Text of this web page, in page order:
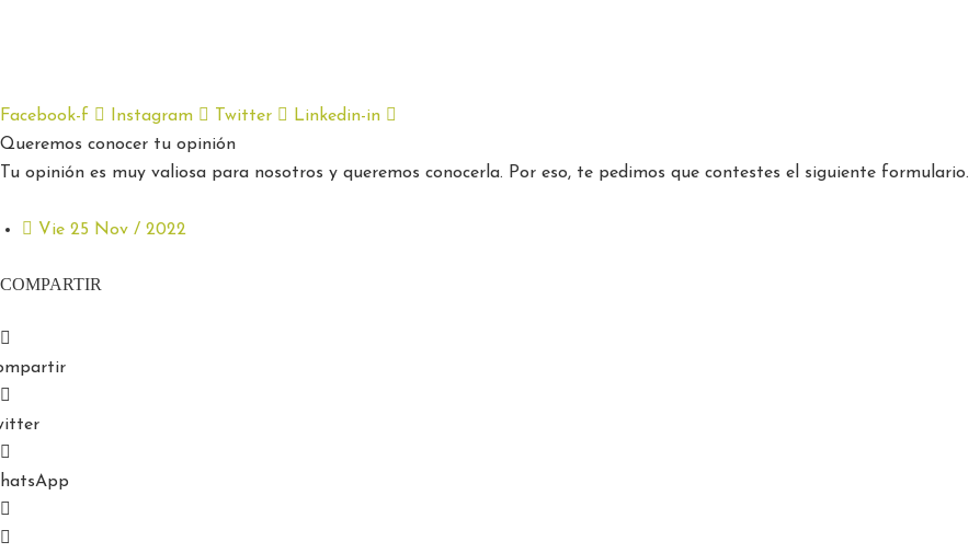
Facebook-f Instagram Twitter
Linkedin-in
Queremos conocer tu opinión
Tu opinión es muy valiosa para nosotros y queremos conocerla. Por eso, te pedimos que contestes el siguiente formulario.
Vie 25 Nov / 2022
COMPARTIR